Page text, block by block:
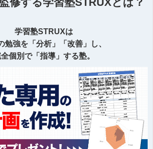
学習塾STRUXは
勉強を「分析」「改善」し、
個別で「指導」する塾。